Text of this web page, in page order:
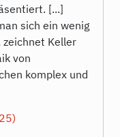
[...]
sich ein wenig
zeichnet Keller
von
komplex und